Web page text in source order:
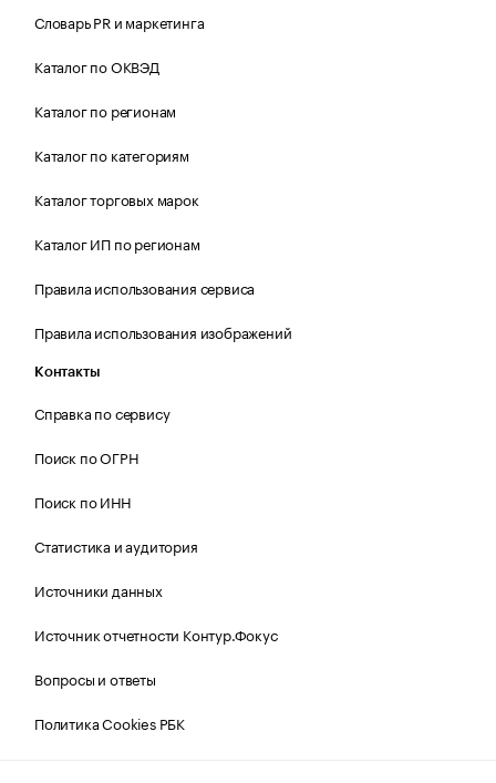
Словарь PR и маркетинга
Каталог по ОКВЭД
Каталог по регионам
Каталог по категориям
Каталог торговых марок
Каталог ИП по регионам
Правила использования сервиса
Правила использования изображений
Контакты
Справка по сервису
Поиск по ОГРН
Поиск по ИНН
Статистика и аудитория
Источники данных
Источник отчетности Контур.Фокус
Вопросы и ответы
Политика Cookies РБК